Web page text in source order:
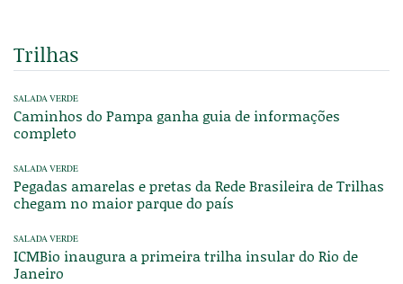
Trilhas
SALADA VERDE
Caminhos do Pampa ganha guia de informações
completo
SALADA VERDE
Pegadas amarelas e pretas da Rede Brasileira de Trilhas
chegam no maior parque do país
SALADA VERDE
ICMBio inaugura a primeira trilha insular do Rio de
Janeiro